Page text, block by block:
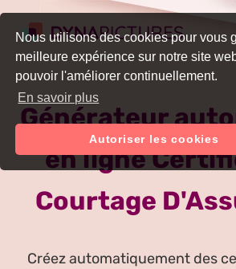
Nous utilisons des cookies pour vous
meilleure expérience sur notre site
pouvoir l'améliorer continuellement.
En savoir plus
Autoriser les cookies
Générateur
en ligne
Courtage
Créez automatiquement des